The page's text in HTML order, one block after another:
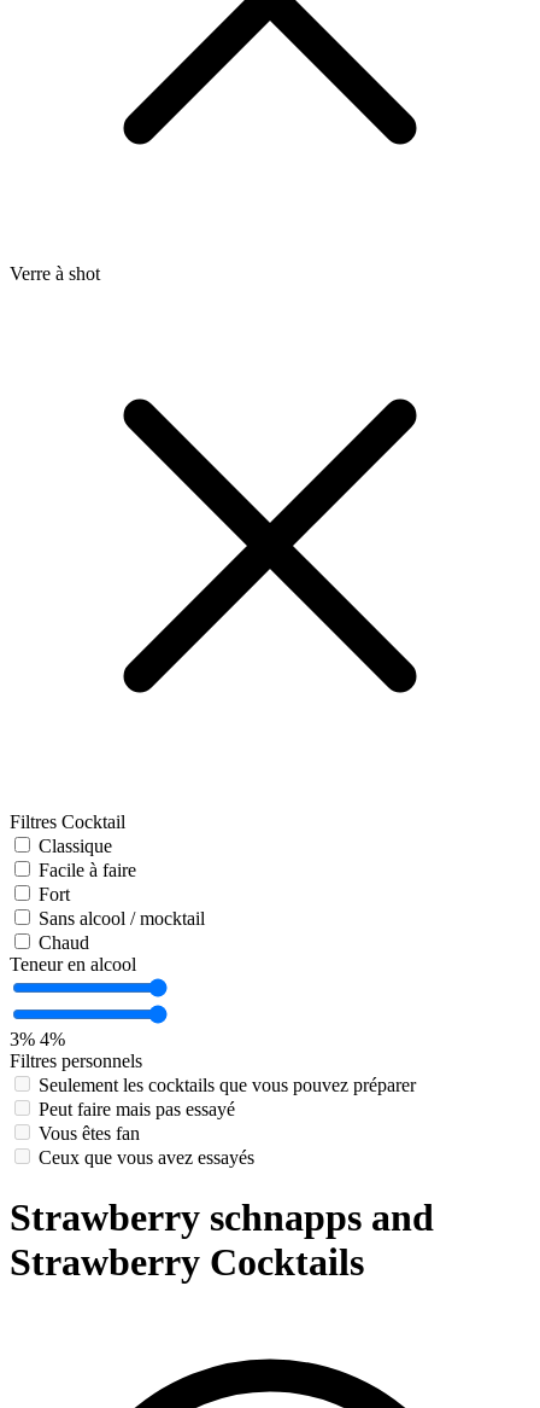
Verre à shot
Filtres Cocktail
Classique
Facile à faire
Fort
Sans alcool / mocktail
Chaud
Teneur en alcool
3% 4%
Filtres personnels
Seulement les cocktails que vous pouvez préparer
Peut faire mais pas essayé
Vous êtes fan
Ceux que vous avez essayés
Strawberry schnapps and
Strawberry Cocktails